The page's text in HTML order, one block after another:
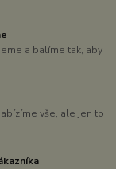
a balíme tak, aby
vše, ale jen to